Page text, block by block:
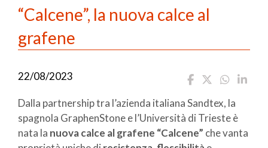
“Calcene”, la nuova calce al
grafene
22/08/2023
Dalla partnership tra l’azienda italiana Sandtex, la
spagnola GraphenStone e l’Università di Trieste è
nata la nuova calce al grafene “Calcene” che vanta